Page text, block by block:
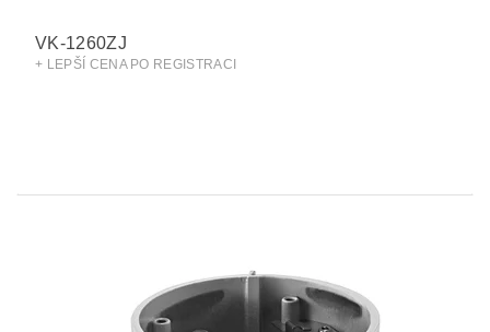
VK-1260ZJ
+ LEPŠÍ CENA PO REGISTRACI